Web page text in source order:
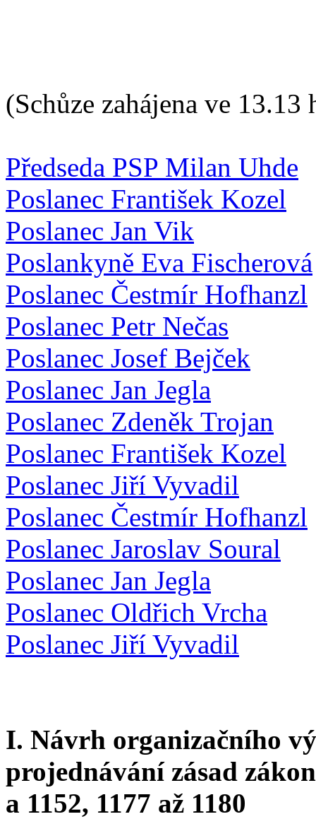
(Schůze zahájena ve 13.13
Předseda PSP Milan Uhde
Poslanec František Kozel
Poslanec Jan Vik
Poslankyně Eva Fischerová
Poslanec Čestmír Hofhanzl
Poslanec Petr Nečas
Poslanec Josef Bejček
Poslanec Jan Jegla
Poslanec Zdeněk Trojan
Poslanec František Kozel
Poslanec Jiří Vyvadil
Poslanec Čestmír Hofhanzl
Poslanec Jaroslav Soural
Poslanec Jan Jegla
Poslanec Oldřich Vrcha
Poslanec Jiří Vyvadil
I. Návrh organizačního
projednávání zásad
a 1152, 1177 až 1180